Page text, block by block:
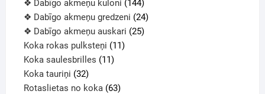
❖ Dabīgo akmeņu kuloni 144
❖ Dabīgo akmeņu gredzeni 24
❖ Dabīgo akmeņu auskari 25
Koka rokas pulksteņi 11
Koka saulesbrilles 11
Koka tauriņi 32
Rotaslietas no koka 63